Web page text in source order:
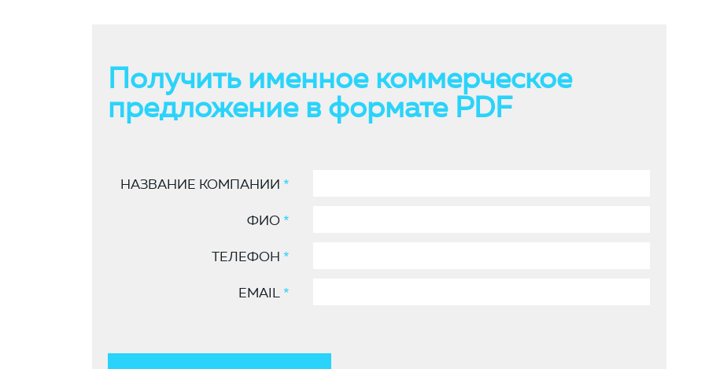
Получить именное коммерческое
предложение в формате PDF
НАЗВАНИЕ КОМПАНИИ *
ФИО *
ТЕЛЕФОН *
EMAIL *